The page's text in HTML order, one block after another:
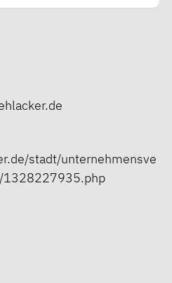
stadt/unternehmensve
1328227935.php